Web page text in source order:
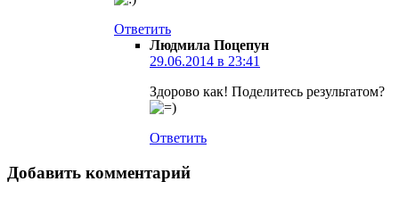
Ответить
Людмила Поцепун
29.06.2014 в 23:41
Здорово как! Поделитесь результатом?
Ответить
Добавить комментарий